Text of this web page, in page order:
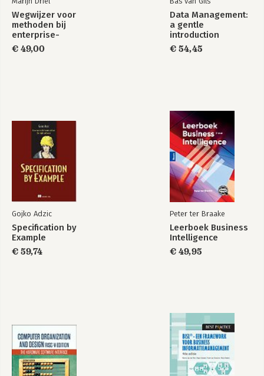
Data Management
courseware based
on CDMP
Fundamentals
Data Management
courseware based
on CDMP
Fundamentals
Bekijk alle boeken
Wegwijzer voor
methoden bij
enterprise-
architectuur
€ 49,00
Data Management:
a gentle
introduction
€ 54,45
Gojko Adzic
Specification by
Example
€ 59,74
Peter ter Braake
Leerboek Business
Intelligence
€ 49,95